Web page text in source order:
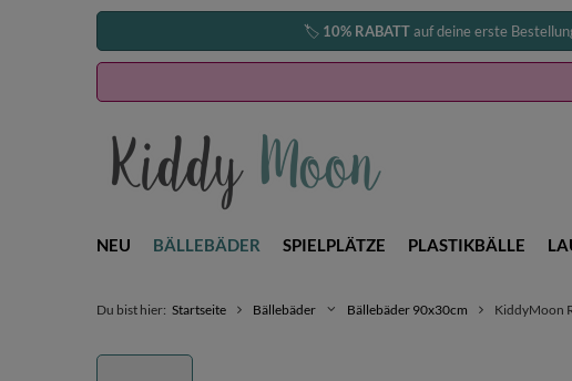
🏷️ 10% RABATTauf deine erste
NEU BÄLLEBÄDER SPIELPLÄTZE PLASTIKBÄLLE
Du bist hier: Startseite Bällebäder Bällebäder 90x30cm KiddyMoon